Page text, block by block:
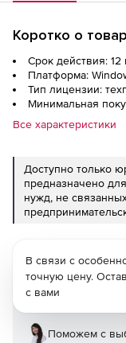
Коротко о
Срок действия: 12
Платформа:
Тип лицензии:
Минимальная
Все характеристики
Доступно только
предназначено
нужд, не
В связи с
точную цену.
с вами
Поможем с